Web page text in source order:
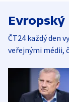
Evropský
ČT24 každý den
veřejnými médii,